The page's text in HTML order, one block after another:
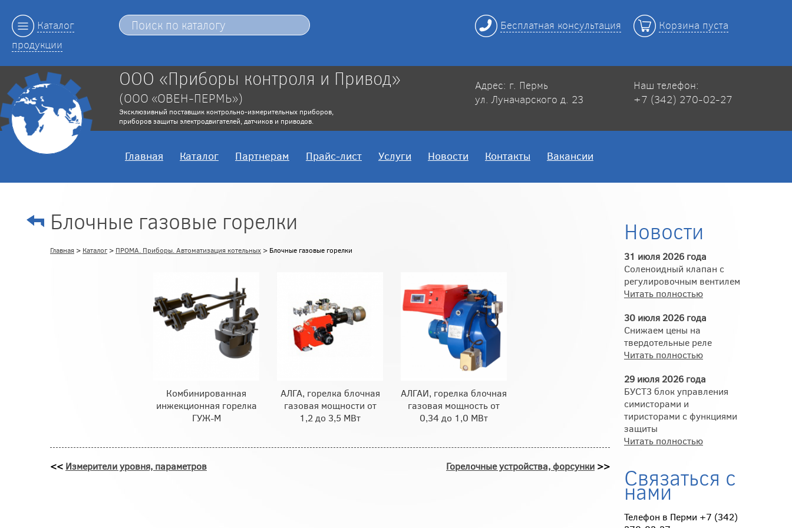
Каталог
продукции
Бесплатная консультация Корзина пуста
ООО «Приборы контроля и Привод»
(ООО «ОВЕН-ПЕРМЬ»)
Эксклюзивный поставщик контрольно-измерительных приборов,
приборов защиты электродвигателей, датчиков и приводов.
Адрес: г. Пермь
ул. Луначарского д. 23
Наш телефон:
+7 (342) 270-02-27
Главная Каталог Партнерам Прайс-лист Услуги Новости Контакты Вакансии
Блочные газовые горелки
Главная > Каталог > ПРОМА. Приборы. Автоматизация котельных > Блочные газовые горелки
Комбинированная
инжекционная горелка
ГУЖ-М
АЛГА, горелка блочная
газовая мощности от
1,2 до 3,5 МВт
АЛГАИ, горелка блочная
газовая мощность от
0,34 до 1,0 МВт
<< Измерители уровня, параметров Горелочные устройства, форсунки >>
Новости
31 июля 2026 года
Соленоидный клапан с
регулировочным вентилем
Читать полностью
30 июля 2026 года
Снижаем цены на
твердотельные реле
Читать полностью
29 июля 2026 года
БУСТ3 блок управления
симисторами и
тиристорами с функциями
защиты
Читать полностью
Связаться с
нами
Телефон в Перми +7 (342)